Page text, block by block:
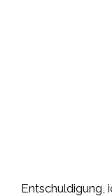
Entschuldigung,